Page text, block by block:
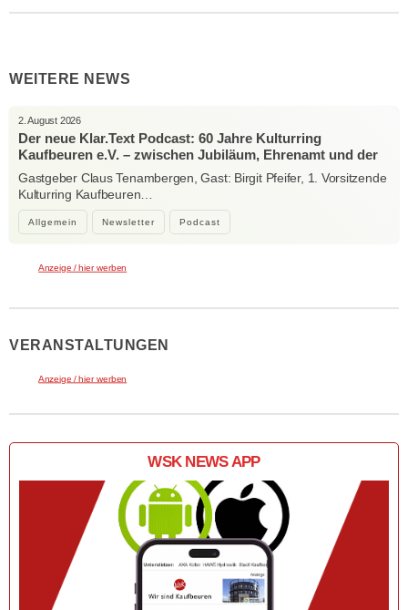
WEITERE NEWS
Allgemein Newsletter Podcast
2. August 2026
Der neue Klar.Text Podcast: 60 Jahre Kulturring
Kaufbeuren e.V. – zwischen Jubiläum, Ehrenamt und der
Kraft der Kultur
Gastgeber Claus Tenambergen, Gast: Birgit Pfeifer, 1. Vorsitzende
Kulturring Kaufbeuren…
Anzeige / hier werben
VERANSTALTUNGEN
Anzeige / hier werben
WSK NEWS APP